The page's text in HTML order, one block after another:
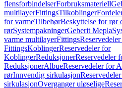
flensforbindelserForbruksmateriell
multilayerFittingsTilkoblinger
for varmeTilbehørBeskyttelse for rør
rørSystempakningerGeberit Mepla
varme multilayerFittings
FittingsKoblingerReservedeler for
KoblingerReduksjonerReservedeler
ReduksjonerAlbueReservedeler for
rørInnvendig sirkulasjon
sirkulasjonOverganger uløselige